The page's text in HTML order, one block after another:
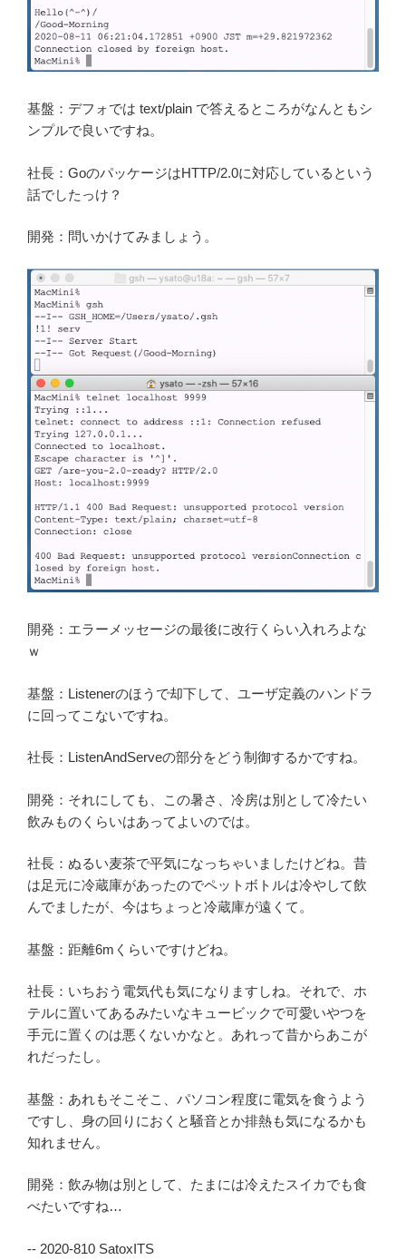
基盤：デフォでは text/plain で答えるところがなんともシ
ンプルで良いですね。
社長：GoのパッケージはHTTP/2.0に対応しているという
話でしたっけ？
開発：問いかけてみましょう。
開発：エラーメッセージの最後に改行くらい入れろよな
ｗ
基盤：Listenerのほうで却下して、ユーザ定義のハンドラ
に回ってこないですね。
社長：ListenAndServeの部分をどう制御するかですね。
開発：それにしても、この暑さ、冷房は別として冷たい
飲みものくらいはあってよいのでは。
社長：ぬるい麦茶で平気になっちゃいましたけどね。昔
は足元に冷蔵庫があったのでペットボトルは冷やして飲
んでましたが、今はちょっと冷蔵庫が遠くて。
基盤：距離6mくらいですけどね。
社長：いちおう電気代も気になりますしね。それで、ホ
テルに置いてあるみたいなキュービックで可愛いやつを
手元に置くのは悪くないかなと。あれって昔からあこが
れだったし。
基盤：あれもそこそこ、パソコン程度に電気を食うよう
ですし、身の回りにおくと騒音とか排熱も気になるかも
知れません。
開発：飲み物は別として、たまには冷えたスイカでも食
べたいですね…
-- 2020-810 SatoxITS